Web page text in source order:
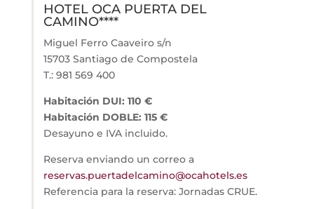
HOTEL OCA PUERTA DEL
CAMINO****
Miguel Ferro Caaveiro s/n
15703 Santiago de Compostela
T.: 981 569 400
Habitación DUI: 110 €
Habitación DOBLE: 115 €
Desayuno e IVA incluido.
Reserva enviando un correo a
reservas.puertadelcamino@ocahotels.es
Referencia para la reserva: Jornadas CRUE.